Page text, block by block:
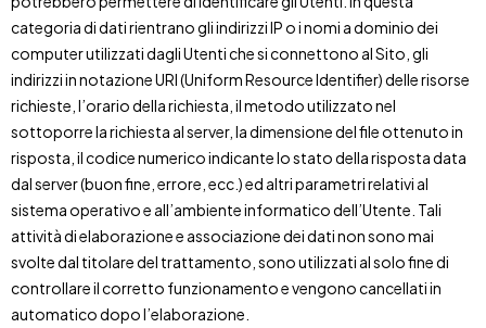
categoria di dati rientrano gli indirizzi IP o i nomi a dominio dei
computer utilizzati dagli Utenti che si connettono al Sito, gli
indirizzi in notazione URI (Uniform Resource Identifier) delle risorse
richieste, l’orario della richiesta, il metodo utilizzato nel
sottoporre la richiesta al server, la dimensione del file ottenuto in
risposta, il codice numerico indicante lo stato della risposta data
dal server (buon fine, errore, ecc.) ed altri parametri relativi al
sistema operativo e all’ambiente informatico dell’Utente. Tali
attività di elaborazione e associazione dei dati non sono mai
svolte dal titolare del trattamento, sono utilizzati al solo fine di
controllare il corretto funzionamento e vengono cancellati in
automatico dopo l’elaborazione.